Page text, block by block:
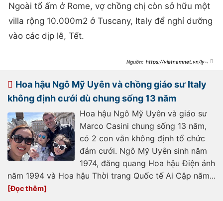
Ngoài tổ ấm ở Rome, vợ chồng chị còn sở hữu một
villa rộng 10.000m2 ở Tuscany, Italy để nghỉ dưỡng
vào các dịp lễ, Tết.
https://vietnamnet.vn/ly-do-
tphcm-2365391.html
Hoa hậu Ngô Mỹ Uyên và chồng giáo sư Italy
không định cưới dù chung sống 13 năm
Hoa hậu Ngô Mỹ Uyên và giáo sư
Marco Casini chung sống 13 năm,
có 2 con vẫn không định tổ chức
đám cưới. Ngô Mỹ Uyên sinh năm
1974, đăng quang Hoa hậu Điện ảnh
năm 1994 và Hoa hậu Thời trang Quốc tế Ai Cập năm...